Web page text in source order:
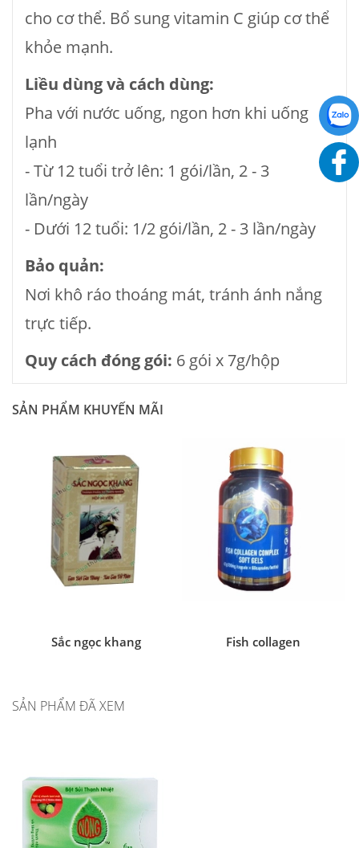
cho cơ thể. Bổ sung vitamin C giúp cơ thể
khỏe mạnh.
Liều dùng và cách dùng:
Pha với nước uống, ngon hơn khi uống
lạnh
- Từ 12 tuổi trở lên: 1 gói/lần, 2 - 3
lần/ngày
- Dưới 12 tuổi: 1/2 gói/lần, 2 - 3 lần/ngày
Bảo quản:
Nơi khô ráo thoáng mát, tránh ánh nắng
trực tiếp.
Quy cách đóng gói: 6 gói x 7g/hộp
SẢN PHẨM KHUYẾN MÃI
Sắc ngọc khang Fish collagen
SẢN PHẨM ĐÃ XEM